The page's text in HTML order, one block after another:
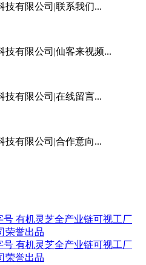
技有限公司|联系我们...
技有限公司|仙客来视频...
技有限公司|在线留言...
技有限公司|合作意向...